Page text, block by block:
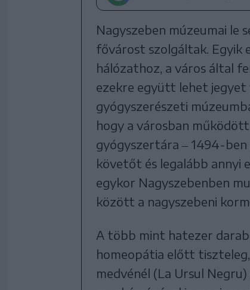
Nagyszeben múzeumai le
fővárost szolgáltak. Egyik
hálózathoz, a város által
ezekre együtt lehet
gyógyszerészeti
hogy a városban
gyógyszertára ‒ 1494-ben
követőt és legalább annyi
egykor Nagyszebenben
között a nagyszebeni
A több mint hatezer
homeopátia előtt
medvénél (La Ursul